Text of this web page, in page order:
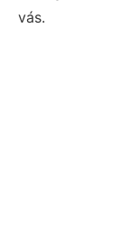
vás.